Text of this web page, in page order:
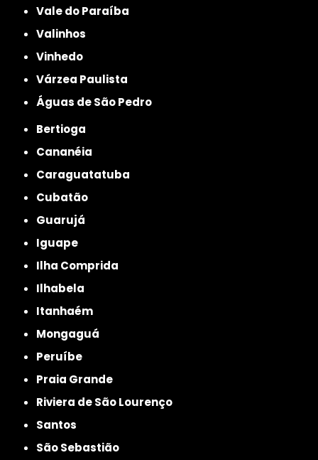
Vale do Paraíba
Valinhos
Vinhedo
Várzea Paulista
Águas de São Pedro
Bertioga
Cananéia
Caraguatatuba
Cubatão
Guarujá
Iguape
Ilha Comprida
Ilhabela
Itanhaém
Mongaguá
Peruíbe
Praia Grande
Riviera de São Lourenço
Santos
São Sebastião